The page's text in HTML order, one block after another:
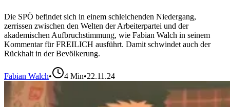
Die SPÖ befindet sich in einem schleichenden Niedergang,
zerrissen zwischen den Welten der Arbeiterpartei und der
akademischen Aufbruchstimmung, wie Fabian Walch in seinem
Kommentar für FREILICH ausführt. Damit schwindet auch der
Rückhalt in der Bevölkerung.
Fabian Walch• 4 Min•22.11.24